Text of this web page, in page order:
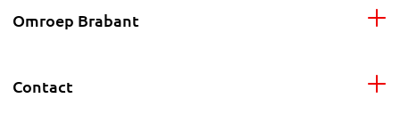
Omroep Brabant
Contact